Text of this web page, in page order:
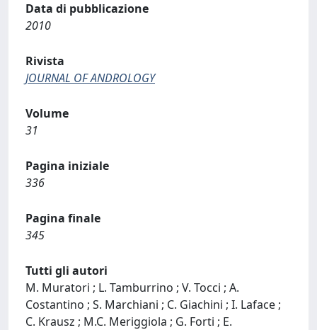
Data di pubblicazione
2010
Rivista
JOURNAL OF ANDROLOGY
Volume
31
Pagina iniziale
336
Pagina finale
345
Tutti gli autori
M. Muratori ; L. Tamburrino ; V. Tocci ; A.
Costantino ; S. Marchiani ; C. Giachini ; I. Laface ;
C. Krausz ; M.C. Meriggiola ; G. Forti ; E.